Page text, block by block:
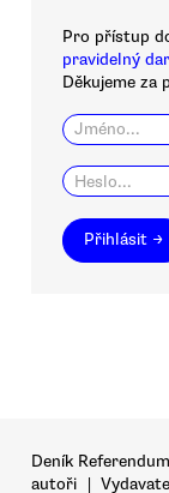
Pro přístup
pravidelný
Děkujeme za
Přihlásit →
Deník
autoři |